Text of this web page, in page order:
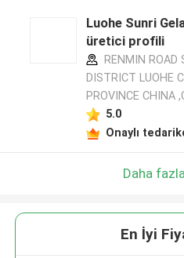
Luohe Sunri
üretici profili
RENMIN ROAD
DISTRICT LUOHE
PROVINCE CHINA
5.0
Onaylı
Daha
En İyi